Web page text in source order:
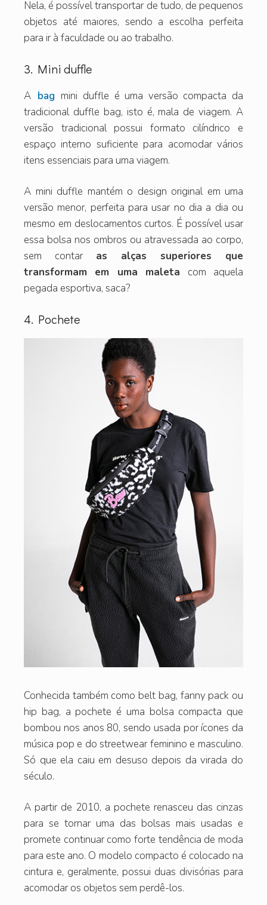
Nela, é possível transportar de tudo, de pequenos
objetos até maiores, sendo a escolha perfeita
para ir à faculdade ou ao trabalho.
3. Mini duffle
A bag mini duffle é uma versão compacta da
tradicional duffle bag, isto é, mala de viagem. A
versão tradicional possui formato cilíndrico e
espaço interno suficiente para acomodar vários
itens essenciais para uma viagem.
A mini duffle mantém o design original em uma
versão menor, perfeita para usar no dia a dia ou
mesmo em deslocamentos curtos. É possível usar
essa bolsa nos ombros ou atravessada ao corpo,
sem contar as alças superiores que
transformam em uma maleta com aquela
pegada esportiva, saca?
4. Pochete
Conhecida também como belt bag, fanny pack ou
hip bag, a pochete é uma bolsa compacta que
bombou nos anos 80, sendo usada por ícones da
música pop e do streetwear feminino e masculino.
Só que ela caiu em desuso depois da virada do
século.
A partir de 2010, a pochete renasceu das cinzas
para se tornar uma das bolsas mais usadas e
promete continuar como forte tendência de moda
para este ano. O modelo compacto é colocado na
cintura e, geralmente, possui duas divisórias para
acomodar os objetos sem perdê-los.